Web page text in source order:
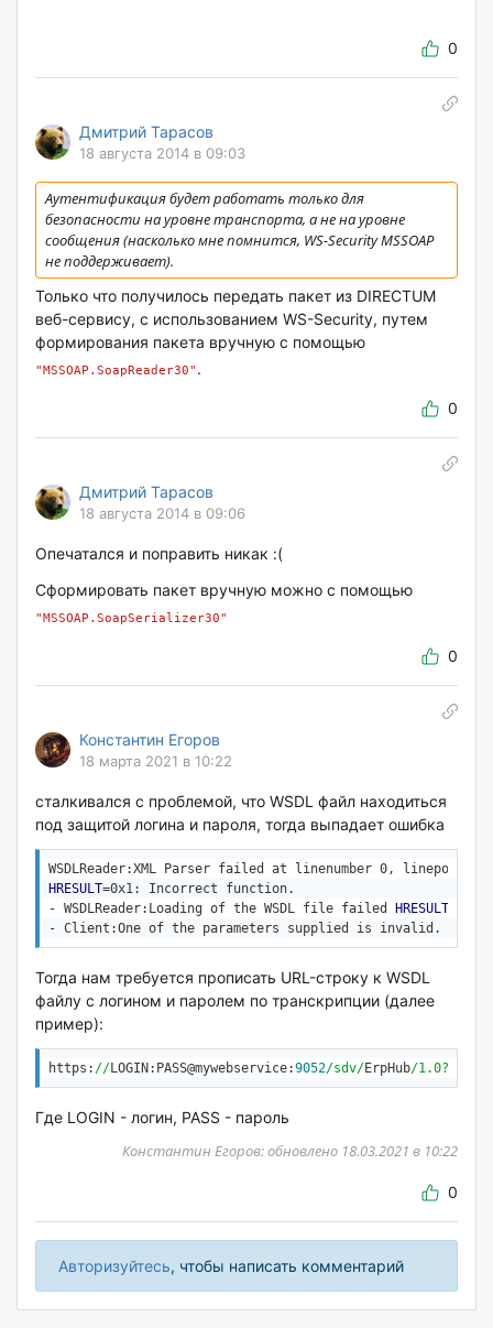
0
Дмитрий Тарасов
18 августа 2014 в 09:03
Аутентификация будет работать только для
безопасности на уровне транспорта, а не на уровне
сообщения (насколько мне помнится, WS-Security MSSOAP
не поддерживает).
Только что получилось передать пакет из DIRECTUM
веб-сервису, с использованием WS-Security, путем
формирования пакета вручную с помощью
"MSSOAP.SoapReader30" .
0
Дмитрий Тарасов
18 августа 2014 в 09:06
Опечатался и поправить никак :(
Сформировать пакет вручную можно с помощью
"MSSOAP.SoapSerializer30"
0
Константин Егоров
18 марта 2021 в 10:22
сталкивался с проблемой, что WSDL файл находиться
под защитой логина и пароля, тогда выпадает ошибка
WSDLReader:XML Parser failed at linenumber 0,
HRESULT=0x1: Incorrect function.
- WSDLReader:Loading of the WSDL file failed
HRESULT
- Client:One of the parameters supplied is invalid.
Тогда нам требуется прописать URL-строку к WSDL
файлу с логином и паролем по транскрипции (далее
пример):
https: //LOGIN:PASS@mywebservice:9052/sdv/ErpHub/1.0?wsdl
Где LOGIN - логин, PASS - пароль
Константин Егоров: обновлено 18.03.2021 в 10:22
0
Авторизуйтесь, чтобы написать комментарий